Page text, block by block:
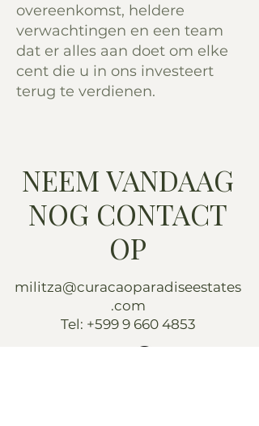
overeenkomst, heldere
verwachtingen en een team
dat er alles aan doet om elke
cent die u in ons investeert
terug te verdienen.
NEEM VANDAAG
NOG CONTACT
OP
militza@curacaoparadiseestates
.com
Tel: +599 9 660 4853